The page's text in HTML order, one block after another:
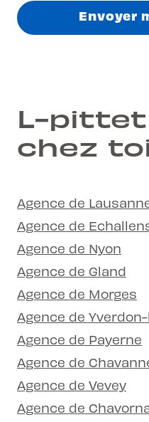
Envoyer
L-pittet
chez
Agence de
Agence de
Agence de Nyon
Agence de Gland
Agence de Morges
Agence de
Agence de Payerne
Agence de
Agence de Vevey
Agence de